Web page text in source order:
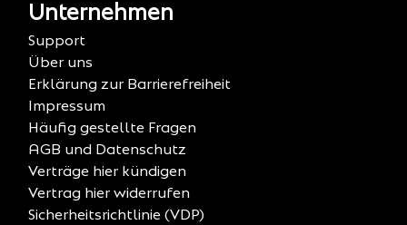
Unternehmen
Support
Über uns
Erklärung zur Barrierefreiheit
Impressum
Häufig gestellte Fragen
AGB und Datenschutz
Verträge hier kündigen
Vertrag hier widerrufen
Sicherheitsrichtlinie (VDP)